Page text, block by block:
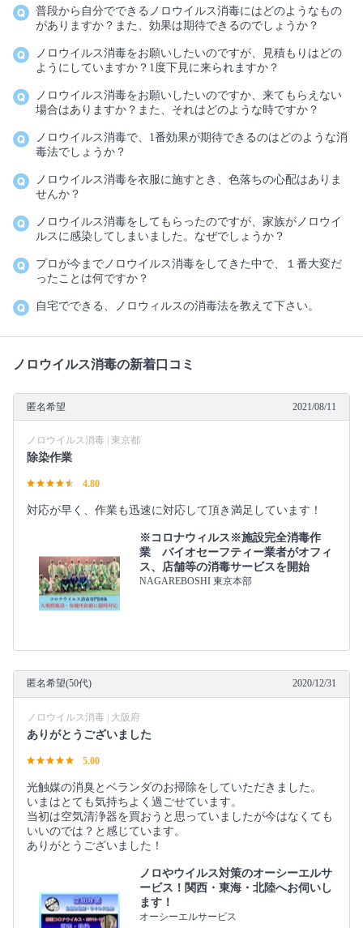
普段から自分でできるノロウイルス消毒にはどのようなもの
がありますか？また、効果は期待できるのでしょうか？
ノロウイルス消毒をお願いしたいのですが、見積もりはどの
ようにしていますか？1度下見に来られますか？
ノロウイルス消毒をお願いしたいのですか、来てもらえない
場合はありますか？また、それはどのような時ですか？
ノロウイルス消毒で、1番効果が期待できるのはどのような消
毒法でしょうか？
ノロウイルス消毒を衣服に施すとき、色落ちの心配はありま
せんか？
ノロウイルス消毒をしてもらったのですが、家族がノロウイ
ルスに感染してしまいました。なぜでしょうか？
プロが今までノロウイルス消毒をしてきた中で、１番大変だ
ったことは何ですか？
自宅でできる、ノロウィルスの消毒法を教えて下さい。
ノロウイルス消毒の新着口コミ
匿名希望 2021/08/11
ノロウイルス消毒 | 東京都
除染作業
4.80
対応が早く、作業も迅速に対応して頂き満足しています！
※コロナウィルス※施設完全消毒作
業 バイオセーフティー業者がオフィ
ス、店舗等の消毒サービスを開始
NAGAREBOSHI 東京本部
匿名希望(50代) 2020/12/31
ノロウイルス消毒 | 大阪府
ありがとうございました
5.00
光触媒の消臭とベランダのお掃除をしていただきました。
いまはとても気持ちよく過ごせています。
当初は空気清浄器を買おうと思っていましたが今はなくても
いいのでは？と感じています。
ありがとうございました！
ノロやウイルス対策のオーシーエルサ
ービス！関西・東海・北陸へお伺いし
ます！
オーシーエルサービス